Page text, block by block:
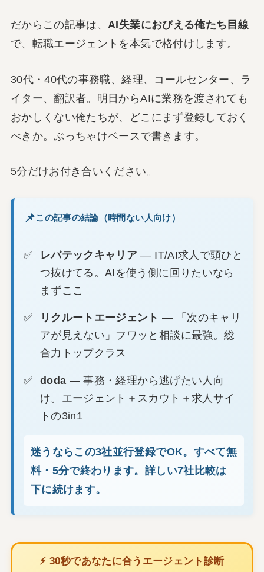
だからこの記事は、 AI失業におびえる俺たち目線
で、転職エージェントを本気で格付けします。
30代・40代の事務職、経理、コールセンター、ラ
イター、翻訳者。明日からAIに業務を渡されても
おかしくない俺たちが、どこにまず登録しておく
べきか。ぶっちゃけベースで書きます。
5分だけお付き合いください。
この記事の結論（時間ない人向け）
レバテックキャリア — IT/AI求人で頭ひと
つ抜けてる。AIを使う側に回りたいなら
まずここ
リクルートエージェント — 「次のキャリ
アが見えない」フワッと相談に最強。総
合力トップクラス
doda — 事務・経理から逃げたい人向
け。エージェント＋スカウト＋求人サイ
トの3in1
迷うならこの3社並行登録でOK。すべて無
料・5分で終わります。詳しい7社比較は
下に続けます。
⚡ 30秒であなたに合うエージェント診断